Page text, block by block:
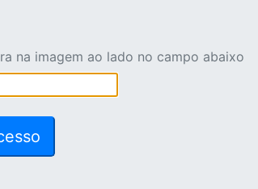
na imagem ao lado no campo abaixo